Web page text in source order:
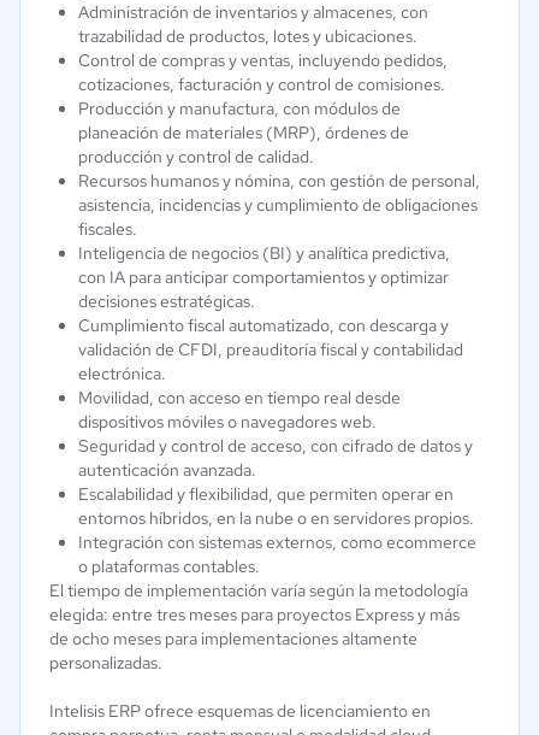
Administración de inventarios y almacenes, con
trazabilidad de productos, lotes y ubicaciones.
Control de compras y ventas, incluyendo pedidos,
cotizaciones, facturación y control de comisiones.
Producción y manufactura, con módulos de
planeación de materiales (MRP), órdenes de
producción y control de calidad.
Recursos humanos y nómina, con gestión de personal,
asistencia, incidencias y cumplimiento de obligaciones
fiscales.
Inteligencia de negocios (BI) y analítica predictiva,
con IA para anticipar comportamientos y optimizar
decisiones estratégicas.
Cumplimiento fiscal automatizado, con descarga y
validación de CFDI, preauditoría fiscal y contabilidad
electrónica.
Movilidad, con acceso en tiempo real desde
dispositivos móviles o navegadores web.
Seguridad y control de acceso, con cifrado de datos y
autenticación avanzada.
Escalabilidad y flexibilidad, que permiten operar en
entornos híbridos, en la nube o en servidores propios.
Integración con sistemas externos, como ecommerce
o plataformas contables.
El tiempo de implementación varía según la metodología
elegida: entre tres meses para proyectos Express y más
de ocho meses para implementaciones altamente
personalizadas.
Intelisis ERP ofrece esquemas de licenciamiento en